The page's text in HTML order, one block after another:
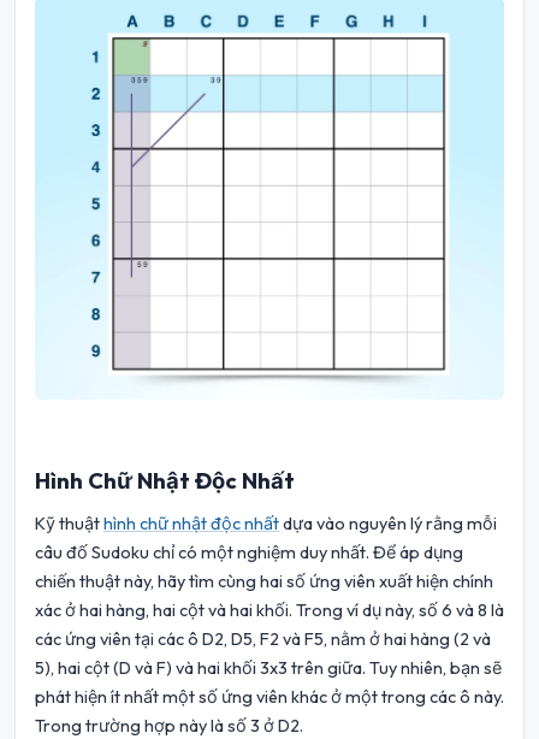
Hình Chữ Nhật Độc Nhất
Kỹ thuậthình chữ nhật độc nhấtdựa vào nguyên lý rằng mỗi
câu đố Sudoku chỉ có một nghiệm duy nhất. Để áp dụng
chiến thuật này, hãy tìm cùng hai số ứng viên xuất hiện chính
xác ở hai hàng, hai cột và hai khối. Trong ví dụ này, số 6 và 8 là
các ứng viên tại các ô D2, D5, F2 và F5, nằm ở hai hàng (2 và
5), hai cột (D và F) và hai khối 3x3 trên giữa. Tuy nhiên, bạn sẽ
phát hiện ít nhất một số ứng viên khác ở một trong các ô này.
Trong trường hợp này là số 3 ở D2.